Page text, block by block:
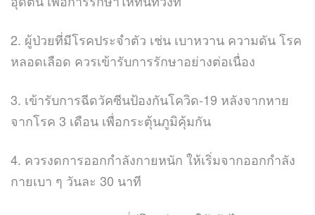
2. ผู้ป่วยที่มีโรคประจำตัว เช่น เบาหวาน ความดัน โรค
หลอดเลือด ควรเข้ารับการรักษาอย่างต่อเนื่อง
3. เข้ารับการฉีดวัคซีนป้องกันโควิด-19 หลังจากหาย
จากโรค 3 เดือน เพื่อกระตุ้นภูมิคุ้มกัน
4. ควรงดการออกกำลังกายหนัก ให้เริ่มจากออกกำลัง
กายเบา ๆ วันละ 30 นาที